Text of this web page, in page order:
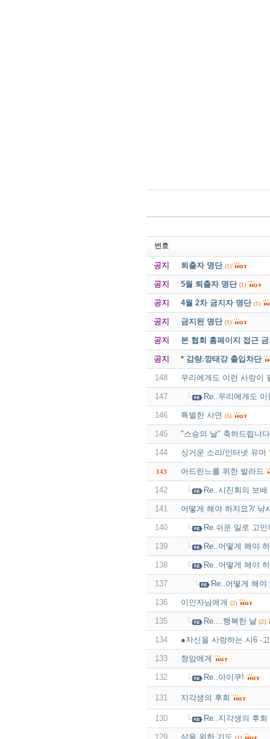
번호
공지 퇴출자 명단 (1)
공지 5월 퇴출자 명단 (1)
공지 4월 2차 금지자 명단 (1)
공지 금지된 명단 (1)
공지 본 협회 홈페이지 접근
공지 * 감량.깡태강 출입차단
148 우리에게도 이런 사랑이
147 Re..우리에게도 이
146 특별한 사연 (5)
145 "스승의 날" 축하드립니다
144 싱거운 소리/인터넷 유머
143 아드린느를 위한 발라드
142 Re..시진회의 보배
141 어떻게 해야 하지요?/ 낚
140 Re.쉬운 일로 고
139 Re..어떻게 해야
138 Re..어떻게 해야
137 Re..어떻게 해
136 이인자님에게 (2)
135 Re....행복한 날 (2)
134 ●자신을 사랑하는 시6 -
133 청암에게
132 Re..아이쿠!
131 지각생의 후회
130 Re..지각생의 후회
129 삶을 위한 기도 (1)